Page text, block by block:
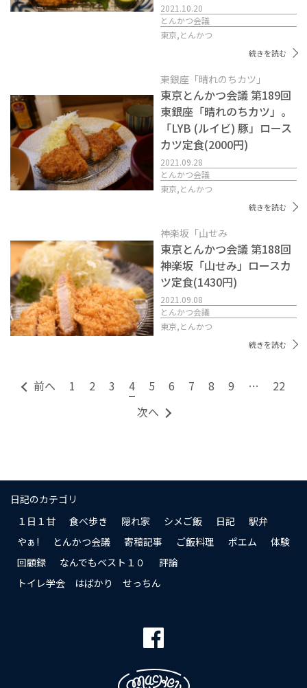
2021.10.20
とんかつ会議
東京,とんかつ
続きを読む
東銀座「晴れのちカツ」
東京とんかつ会議 第189回
東銀座「晴れのちカツ」。
「LYB (ルイビ) 豚」ロース
カツ定食(2000円)
2021.09.28
とんかつ会議
東京,とんかつ
続きを読む
神楽坂「山せみ
東京とんかつ会議 第188回
神楽坂「山せみ」ロースカ
ツ定食(1430円)
2021.09.08
とんかつ会議
東京,とんかつ
続きを読む
前へ 1 2 3 4 5 6 7 8 9 …
22
次へ
日記のカテゴリ
１日１甘
食べ歩き 隠れ家 シメご飯 日記
駅弁
やぁ!
とんかつ会議 寄稿記事 ご飯料理 ポエム
体験
回顧録
なんでもベスト１０
評論
トイレ学会 はばかり せっちん